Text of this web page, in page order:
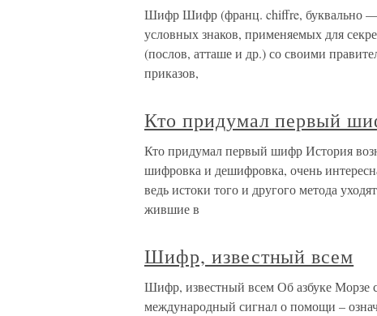
Шифр Шифр (франц. chiffre, буквально —
условных знаков, применяемых для
(послов, атташе и др.) со своими
приказов,
Кто придумал первый
Кто придумал первый шифр История
шифровка и дешифровка, очень
ведь истоки того и другого метода
жившие в
Шифр, известный всем
Шифр, известный всем Об азбуке Морзе
международный сигнал о помощи –